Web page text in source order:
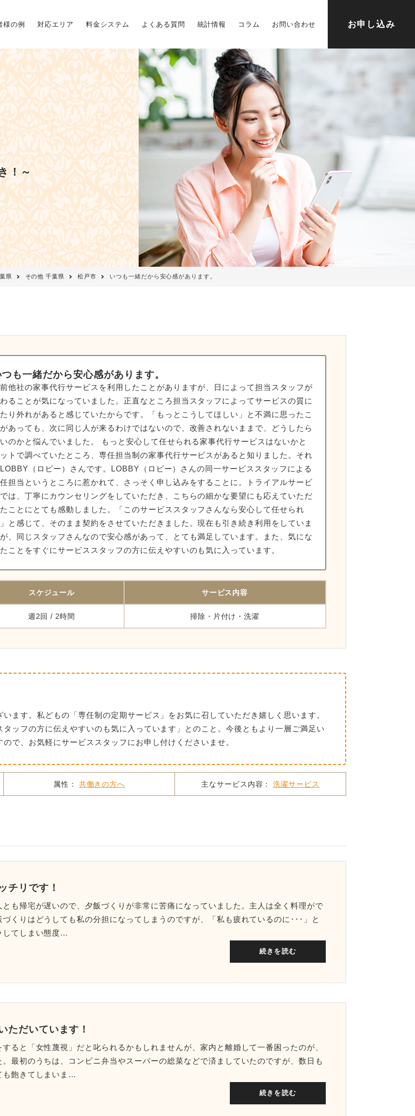
様の例 対応エリア 料金システム よくある質問 統計情報 コラム お問い合わせ お申し込み
！～
県 その他 千葉県 松戸市 いつも一緒だから安心感があります。
つも一緒だから安心感があります。
前他社の家事代行サービスを利用したことがありますが、日によって担当スタッフが
ることが気になっていました。正直なところ担当スタッフによってサービスの質に
り外れがあると感じていたからです。「もっとこうしてほしい」と不満に思ったこ
があっても、次に同じ人が来るわけではないので、改善されないままで、どうしたら
のかと悩んでいました。 もっと安心して任せられる家事代行サービスはないかと
トで調べていたところ、専任担当制の家事代行サービスがあると知りました。それ
（ロビー）さんです。LOBBY（ロビー）さんの同一サービススタッフによる
担当というところに惹かれて、さっそく申し込みをすることに。トライアルサービ
では、丁寧にカウンセリングをしていただき、こちらの細かな要望にも応えていただ
ことにとても感動しました。「このサービススタッフさんなら安心して任せられ
と感じて、そのまま契約をさせていただきました。現在も引き続き利用をしていま
、同じスタッフさんなので安心感があって、とても満足しています。また、気にな
ことをすぐにサービススタッフの方に伝えやすいのも気に入っています。
スケジュール サービス内容
週2回 / 2時間 掃除・片付け・洗濯
ます。私どもの「専任制の定期サービス」をお気に召していただき嬉しく思います。
ッフの方に伝えやすいのも気に入っています」とのこと。今後ともより一層ご満足い
で、お気軽にサービススタッフにお申し付けくださいませ。
属性： 共働きの方へ 主なサービス内容： 洗濯サービス
チリです！
とも帰宅が遅いので、夕飯づくりが非常に苦痛になっていました。主人は全く料理がで
づくりはどうしても私の分担になってしまうのですが、「私も疲れているのに･･･」と
してしまい態度…
続きを読む
ただいています！
すると「女性蔑視」だと叱られるかもしれませんが、家内と離婚して一番困ったのが、
最初のうちは、コンビニ弁当やスーパーの総菜などで済ましていたのですが、数日も
も飽きてしまいま…
続きを読む